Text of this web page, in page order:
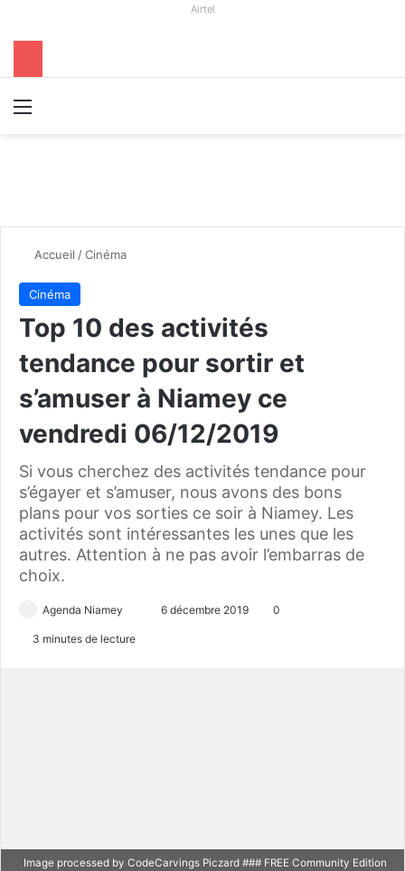
Airtel
Accueil /Cinéma
Cinéma
Top 10 des activités
tendance pour sortir et
s’amuser à Niamey ce
vendredi 06/12/2019
Si vous cherchez des activités tendance pour
s’égayer et s’amuser, nous avons des bons
plans pour vos sorties ce soir à Niamey. Les
activités sont intéressantes les unes que les
autres. Attention à ne pas avoir l’embarras de
choix.
Agenda Niamey
u
6 décembre 2019 0
3 minutes de lecture
Image processed by CodeCarvings Piczard ### FREE Community Edition